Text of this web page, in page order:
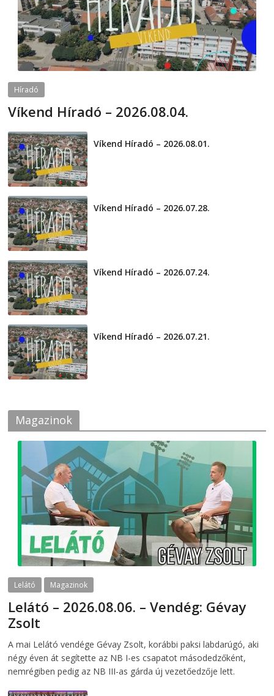
Híradó
Víkend Híradó – 2026.08.04.
Víkend Híradó – 2026.08.01.
Víkend Híradó – 2026.07.28.
Víkend Híradó – 2026.07.24.
Víkend Híradó – 2026.07.21.
Magazinok
Lelátó Magazinok
Lelátó – 2026.08.06. – Vendég: Gévay
Zsolt
A mai Lelátó vendége Gévay Zsolt, korábbi paksi labdarúgó, aki
négy éven át segítette az NB I-es csapatot másodedzőként,
nemrégiben pedig az NB III-as gárda új vezetőedzője lett.